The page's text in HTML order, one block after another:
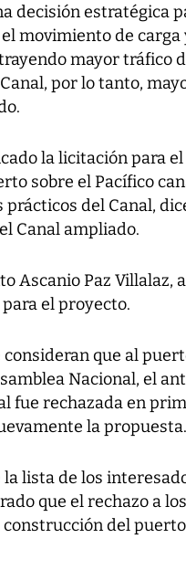
decisión estratégica
movimiento de
mayor tráfico
por lo tanto,
la licitación para
sobre el Pacífico
prácticos del Canal,
Canal ampliado.
Ascanio Paz Villalaz,
el proyecto.
que al
Nacional, el
fue rechazada en
la propuesta.
lista de los
que el rechazo a
del